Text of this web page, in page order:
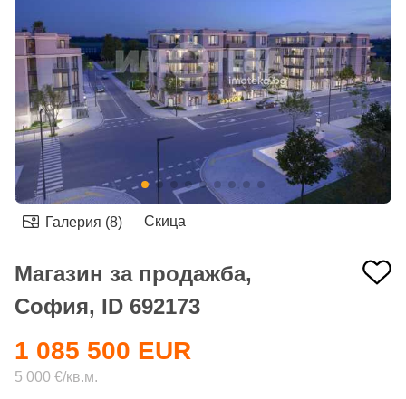
Галерия (8) Скица
Магазин за продажба,
София, ID 692173
1 085 500 EUR
5 000 €/кв.м.